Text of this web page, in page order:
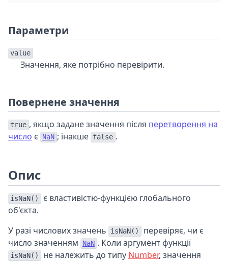
Параметри
value
Значення, яке потрібно перевірити.
Повернене значення
true , якщо задане значення після перетворення на
число є NaN ; інакше false .
Опис
isNaN()
є властивістю-функцією глобального
об'єкта.
У разі числових значень
isNaN()
перевіряє, чи є
число значенням
NaN . Коли аргумент функції
isNaN() не належить до типу Number, значення